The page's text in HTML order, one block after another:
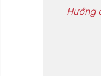
Hướng